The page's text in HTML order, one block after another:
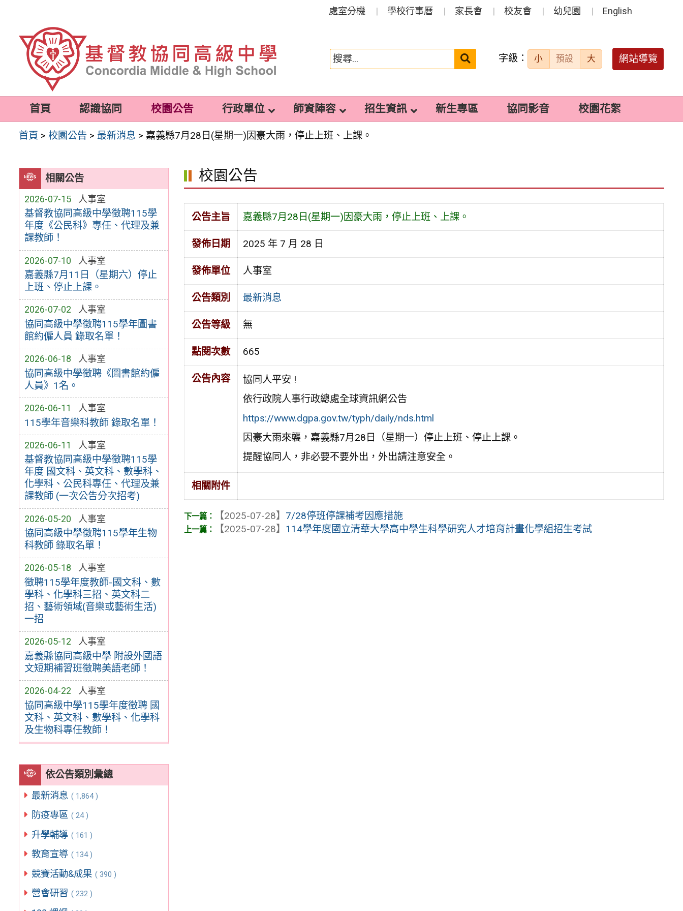
容
處室分機 學校行事曆 家長會 校友會 幼兒園 English
搜
送出 字級： 小 預設 大 網站導覽
首頁 認識協同 校園公告 行政單位 師資陣容 招生資訊 新生專區 協同影音 校園花絮
首頁 >校園公告 > 最新消息 > 嘉義縣7月28日(星期一)因豪大雨，停止上班、上課。
相關公告
2026-07-15 人事室
基督教協同高級中學徵聘115學
年度《公民科》專任、代理及兼
課教師！
2026-07-10 人事室
嘉義縣7月11日（星期六）停止
上班、停止上課。
2026-07-02 人事室
協同高級中學徵聘115學年圖書
館約僱人員 錄取名單！
2026-06-18 人事室
協同高級中學徵聘《圖書館約僱
人員》1名。
2026-06-11 人事室
115學年音樂科教師 錄取名單！
2026-06-11 人事室
基督教協同高級中學徵聘115學
年度 國文科、英文科、數學科、
化學科、公民科專任、代理及兼
課教師 (一次公告分次招考)
2026-05-20 人事室
協同高級中學徵聘115學年生物
科教師 錄取名單！
2026-05-18 人事室
徵聘115學年度教師-國文科、數
學科、化學科三招、英文科二
招、藝術領域(音樂或藝術生活)
一招
2026-05-12 人事室
嘉義縣協同高級中學 附設外國語
文短期補習班徵聘美語老師！
2026-04-22 人事室
協同高級中學115學年度徵聘 國
文科、英文科、數學科、化學科
及生物科專任教師！
依公告類別彙總
最新消息 ( 1,864 )
防疫專區 ( 24 )
升學輔導 ( 161 )
教育宣導 ( 134 )
競賽活動&成果 ( 390 )
營會研習 ( 232 )
校園公告
公告主旨 嘉義縣7月28日(星期一)因豪大雨，停止上班、上課。
發佈日期 2025 年 7 月 28 日
發佈單位 人事室
公告類別 最新消息
公告等級 無
點閱次數 665
公告內容
協同人平安 !
依行政院人事行政總處全球資訊網公告
https://www.dgpa.gov.tw/typh/daily/nds.html
因豪大雨來襲，嘉義縣7月28日（星期一）停止上班、停止上課。
提醒協同人，非必要不要外出，外出請注意安全。
相關附件
【2025-07-28】 7/28停班停課補考因應措施
【2025-07-28】 114學年度國立清華大學高中學生科學研究人才培育計畫化學組招生考試